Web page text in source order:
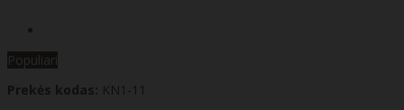
Populiari
Prekės kodas: KN1-11